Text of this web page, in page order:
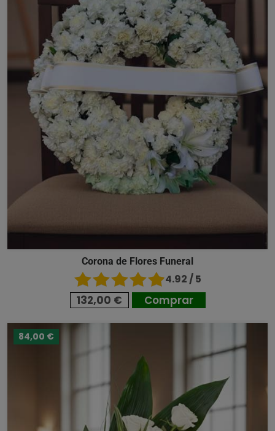
Corona de Flores Funeral
4.92 / 5
132,00 € Comprar
84,00 €